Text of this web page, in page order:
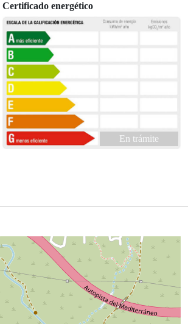
Certificado energético
En trámite